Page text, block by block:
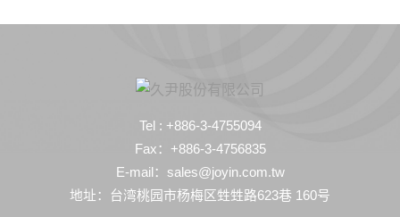
Tel : +886-3-4755094
Fax：+886-3-4756835
E-mail：sales@joyin.com.tw
地址：台湾桃园市杨梅区甡甡路623巷 160号